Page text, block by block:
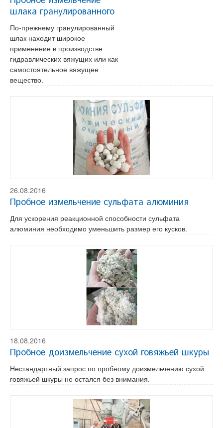
шлака гранулированного
По-прежнему гранулированный
шлак находит широкое
применение в производстве
гидравлических вяжущих или как
самостоятельное вяжущее
вещество.
26.08.2016
Пробное измельчение сульфата алюминия
Для ускорения реакционной способности сульфата
алюминия необходимо уменьшить размер его кусков.
18.08.2016
Пробное доизмельчение сухой говяжьей шкуры
Нестандартный запрос по пробному доизмельчению сухой
говяжьей шкуры не остался без внимания.